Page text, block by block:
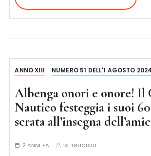
ANNO XIII NUMERO 51 DELL'1 AGOSTO 2024
Albenga onori e onore! Il
Nautico festeggia i suoi
serata all’insegna
2 ANNI FA DI TRUCIOLI